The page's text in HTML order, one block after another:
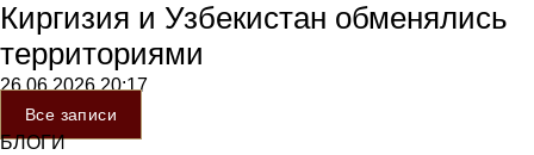
Киргизия и Узбекистан обменялись
территориями
26.06.202620:17
Все записи
БЛОГИ